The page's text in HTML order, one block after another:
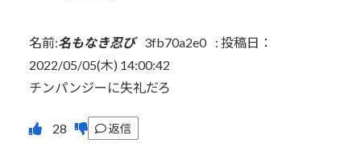
名前:名もなき忍び 3fb70a2e0 : 投稿日：
2022/05/05(木) 14:00:42
チンパンジーに失礼だろ
返信